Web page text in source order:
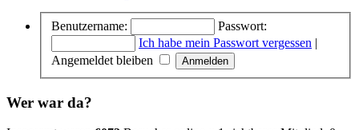
Benutzername:
Passwort:
Ich habe mein Passwort vergessen |
Angemeldet bleiben
Wer war da?